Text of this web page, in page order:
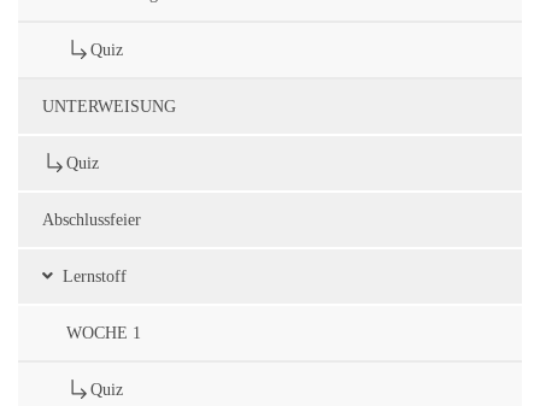
Quiz
UNTERWEISUNG
Quiz
Abschlussfeier
Lernstoff
WOCHE 1
Quiz